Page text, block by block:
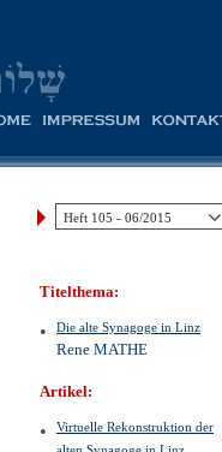
Titelthema:
Die alte Synagoge in Linz
Rene MATHE
Artikel:
Virtuelle Rekonstruktion der